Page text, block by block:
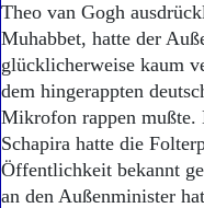
Theo van Gogh
Muhabbet, hatte der
glücklicherweise kaum
dem hingerappten
Mikrofon rappen mußte.
Schapira hatte die
Öffentlichkeit bekannt
an den Außenminister